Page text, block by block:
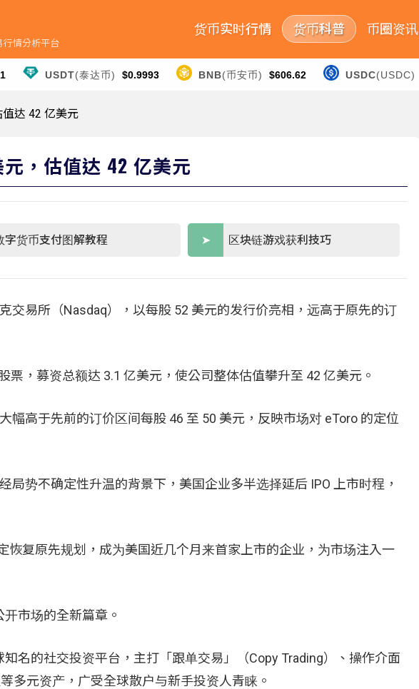
行情分析平台
货币实时行情 货币科普 币圈资讯
USDT(泰达币) $0.9993 BNB(币安币) $606.62 USDC(USDC)
达 42 亿美元
，估值达 42 亿美元
字货币支付图解教程 区块链游戏获利技巧
交易所（Nasdaq），以每股 52 美元的发行价亮相，远高于原先的订
票，募资总额达 3.1 亿美元，使公司整体估值攀升至 42 亿美元。
幅高于先前的订价区间每股 46 至 50 美元，反映市场对 eToro 的定位
势不确定性升温的背景下，美国企业多半选择延后 IPO 上市时程，
恢复原先规划，成为美国近几个月来首家上市的企业，为市场注入一
市场的全新篇章。
名的社交投资平台，主打「跟单交易」（Copy Trading）、操作介面
多元资产，广受全球散户与新手投资人青睐。